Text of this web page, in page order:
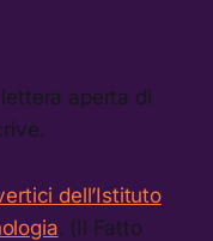
aperta di
dell’Istituto
. (Il Fatto